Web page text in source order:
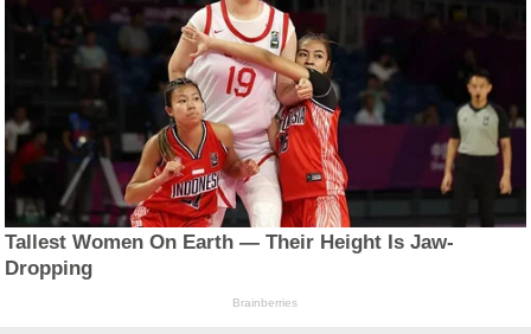
Tallest Women On Earth — Their Height Is Jaw-
Dropping
Brainberries